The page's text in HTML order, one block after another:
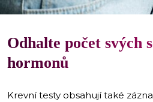
Odhalte počet svých
hormonů
Krevní testy obsahují také